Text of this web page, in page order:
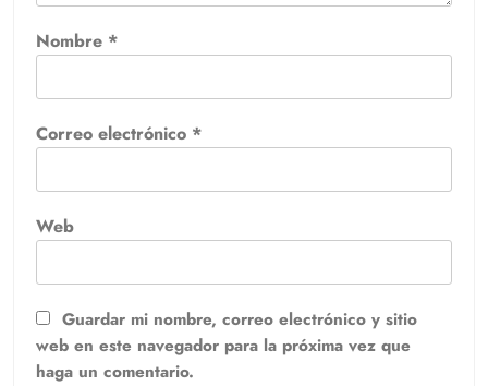
Nombre *
Correo electrónico *
Web
Guardar mi nombre, correo electrónico y sitio
web en este navegador para la próxima vez que
haga un comentario.